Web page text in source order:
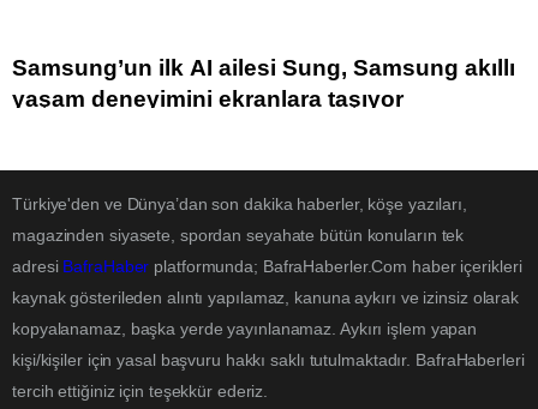
Samsung’un ilk AI ailesi Sung, Samsung akıllı
yaşam deneyimini ekranlara taşıyor
Türkiye'den ve Dünya’dan son dakika haberler, köşe yazıları,
magazinden siyasete, spordan seyahate bütün konuların tek
adresi BafraHaber platformunda; BafraHaberler.Com haber içerikleri
kaynak gösterileden alıntı yapılamaz, kanuna aykırı ve izinsiz olarak
kopyalanamaz, başka yerde yayınlanamaz. Aykırı işlem yapan
kişi/kişiler için yasal başvuru hakkı saklı tutulmaktadır. BafraHaberleri
tercih ettiğiniz için teşekkür ederiz.